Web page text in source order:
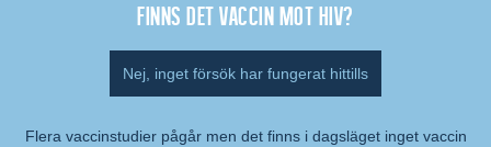
Finns det vaccin mot hiv?
Nej, inget försök har fungerat hittills
Flera vaccinstudier pågår men det finns i dagsläget inget vaccin